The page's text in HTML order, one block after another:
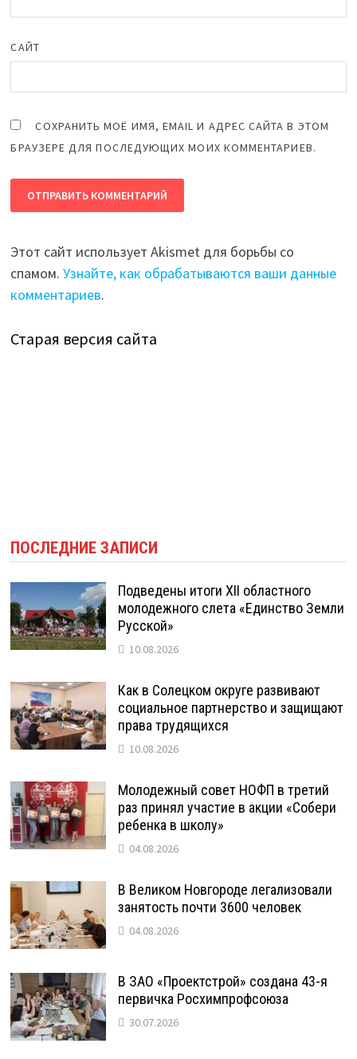
САЙТ
СОХРАНИТЬ МОЁ ИМЯ, EMAIL И АДРЕС САЙТА В ЭТОМ
БРАУЗЕРЕ ДЛЯ ПОСЛЕДУЮЩИХ МОИХ КОММЕНТАРИЕВ.
Этот сайт использует Akismet для борьбы со
спамом.Узнайте, как обрабатываются ваши данные
комментариев.
Старая версия сайта
ПОСЛЕДНИЕ ЗАПИСИ
Подведены итоги XII областного
молодежного слета «Единство Земли
Русской»
10.08.2026
Как в Солецком округе развивают
социальное партнерство и защищают
права трудящихся
10.08.2026
Молодежный совет НОФП в третий
раз принял участие в акции «Собери
ребенка в школу»
04.08.2026
В Великом Новгороде легализовали
занятость почти 3600 человек
04.08.2026
В ЗАО «Проектстрой» создана 43-я
первичка Росхимпрофсоюза
30.07.2026